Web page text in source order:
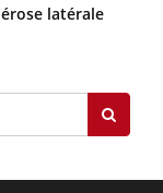
latérale